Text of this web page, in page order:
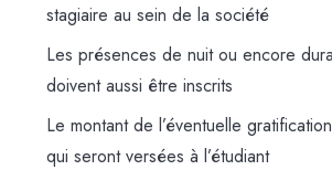
stagiaire au sein de la société
Les présences de nuit ou encore
doivent aussi être inscrits
Le montant de l’éventuelle
qui seront versées à l’étudiant